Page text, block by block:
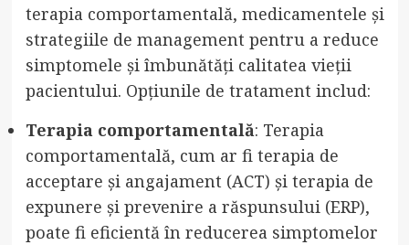
terapia comportamentală, medicamentele și
strategiile de management pentru a reduce
simptomele și îmbunătăți calitatea vieții
pacientului. Opțiunile de tratament includ:
Terapia comportamentală: Terapia
comportamentală, cum ar fi terapia de
acceptare și angajament (ACT) și terapia de
expunere și prevenire a răspunsului (ERP),
poate fi eficientă în reducerea simptomelor